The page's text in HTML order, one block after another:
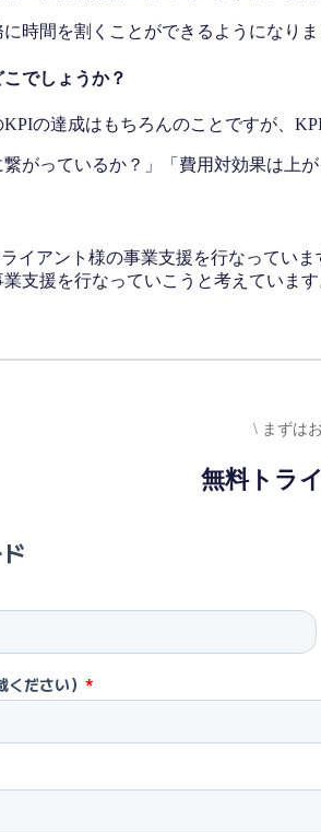
時間を割くことができるようになりま
でしょうか？
の達成はもちろんのことですが、
がっているか？」「費用対効果は上
イアント様の事業支援を行なってい
支援を行なっていこうと考えています
\ まずは
無料トラ